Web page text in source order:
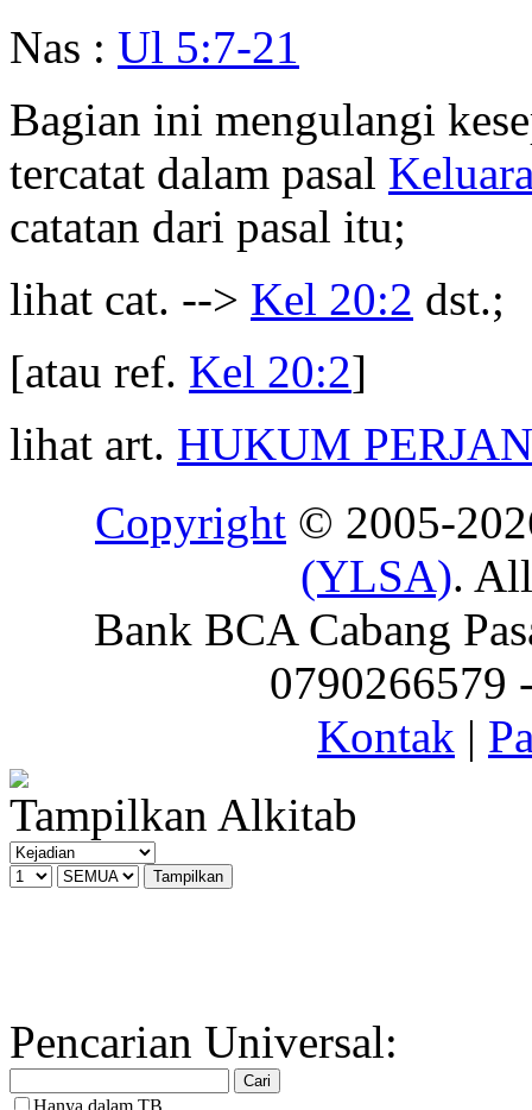
Nas : Ul 5:7-21
Bagian ini mengulangi
tercatat dalam pasal
catatan dari pasal itu;
lihat cat. --> Kel 20:2 dst.;
[atau ref. Kel 20:2]
lihat art. HUKUM
Copyright © 2005-
(YLSA).
Bank BCA Cabang
0790266579
Kontak |
Tampilkan Alkitab
Pencarian Universal:
Hanya dalam TB